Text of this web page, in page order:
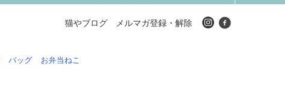
猫やブログ メルマガ登録・解除
バッグ お弁当ねこ